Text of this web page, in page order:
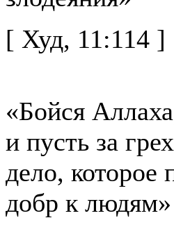
[ Худ, 11:114 ]
«Бойся
и пусть за
дело, которое
добр к людям»